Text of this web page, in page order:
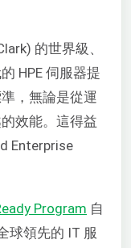
的世界級、
HPE 伺服器提
，無論是從運
效能。這得益
Enterprise
Program 自
球領先的 IT 服